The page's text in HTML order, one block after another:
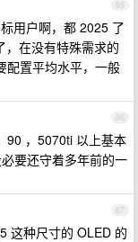
65
用户啊，都 2025 了
，在没有特殊需求的
配置平均水平，一般
66
90 ，5070ti 以上基本
要还守着多年前的一
67
这种尺寸的 OLED 的